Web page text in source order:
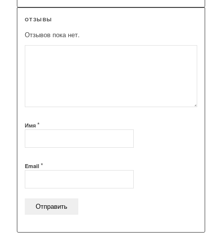
ОТЗЫВЫ
Отзывов пока нет.
Имя *
Email *